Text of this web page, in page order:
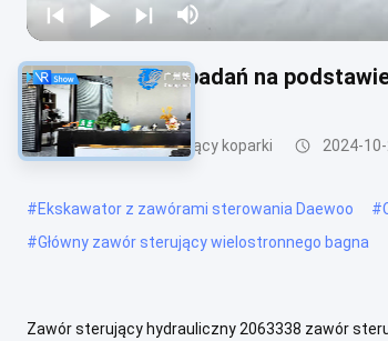
Wynik wyników badań na
Główny zawór sterujący koparki 2024-
#Ekskawator z zawórami sterowania Daewoo #
#Główny zawór sterujący wielostronnego bagna
Zawór sterujący hydrauliczny 2063338 zawór